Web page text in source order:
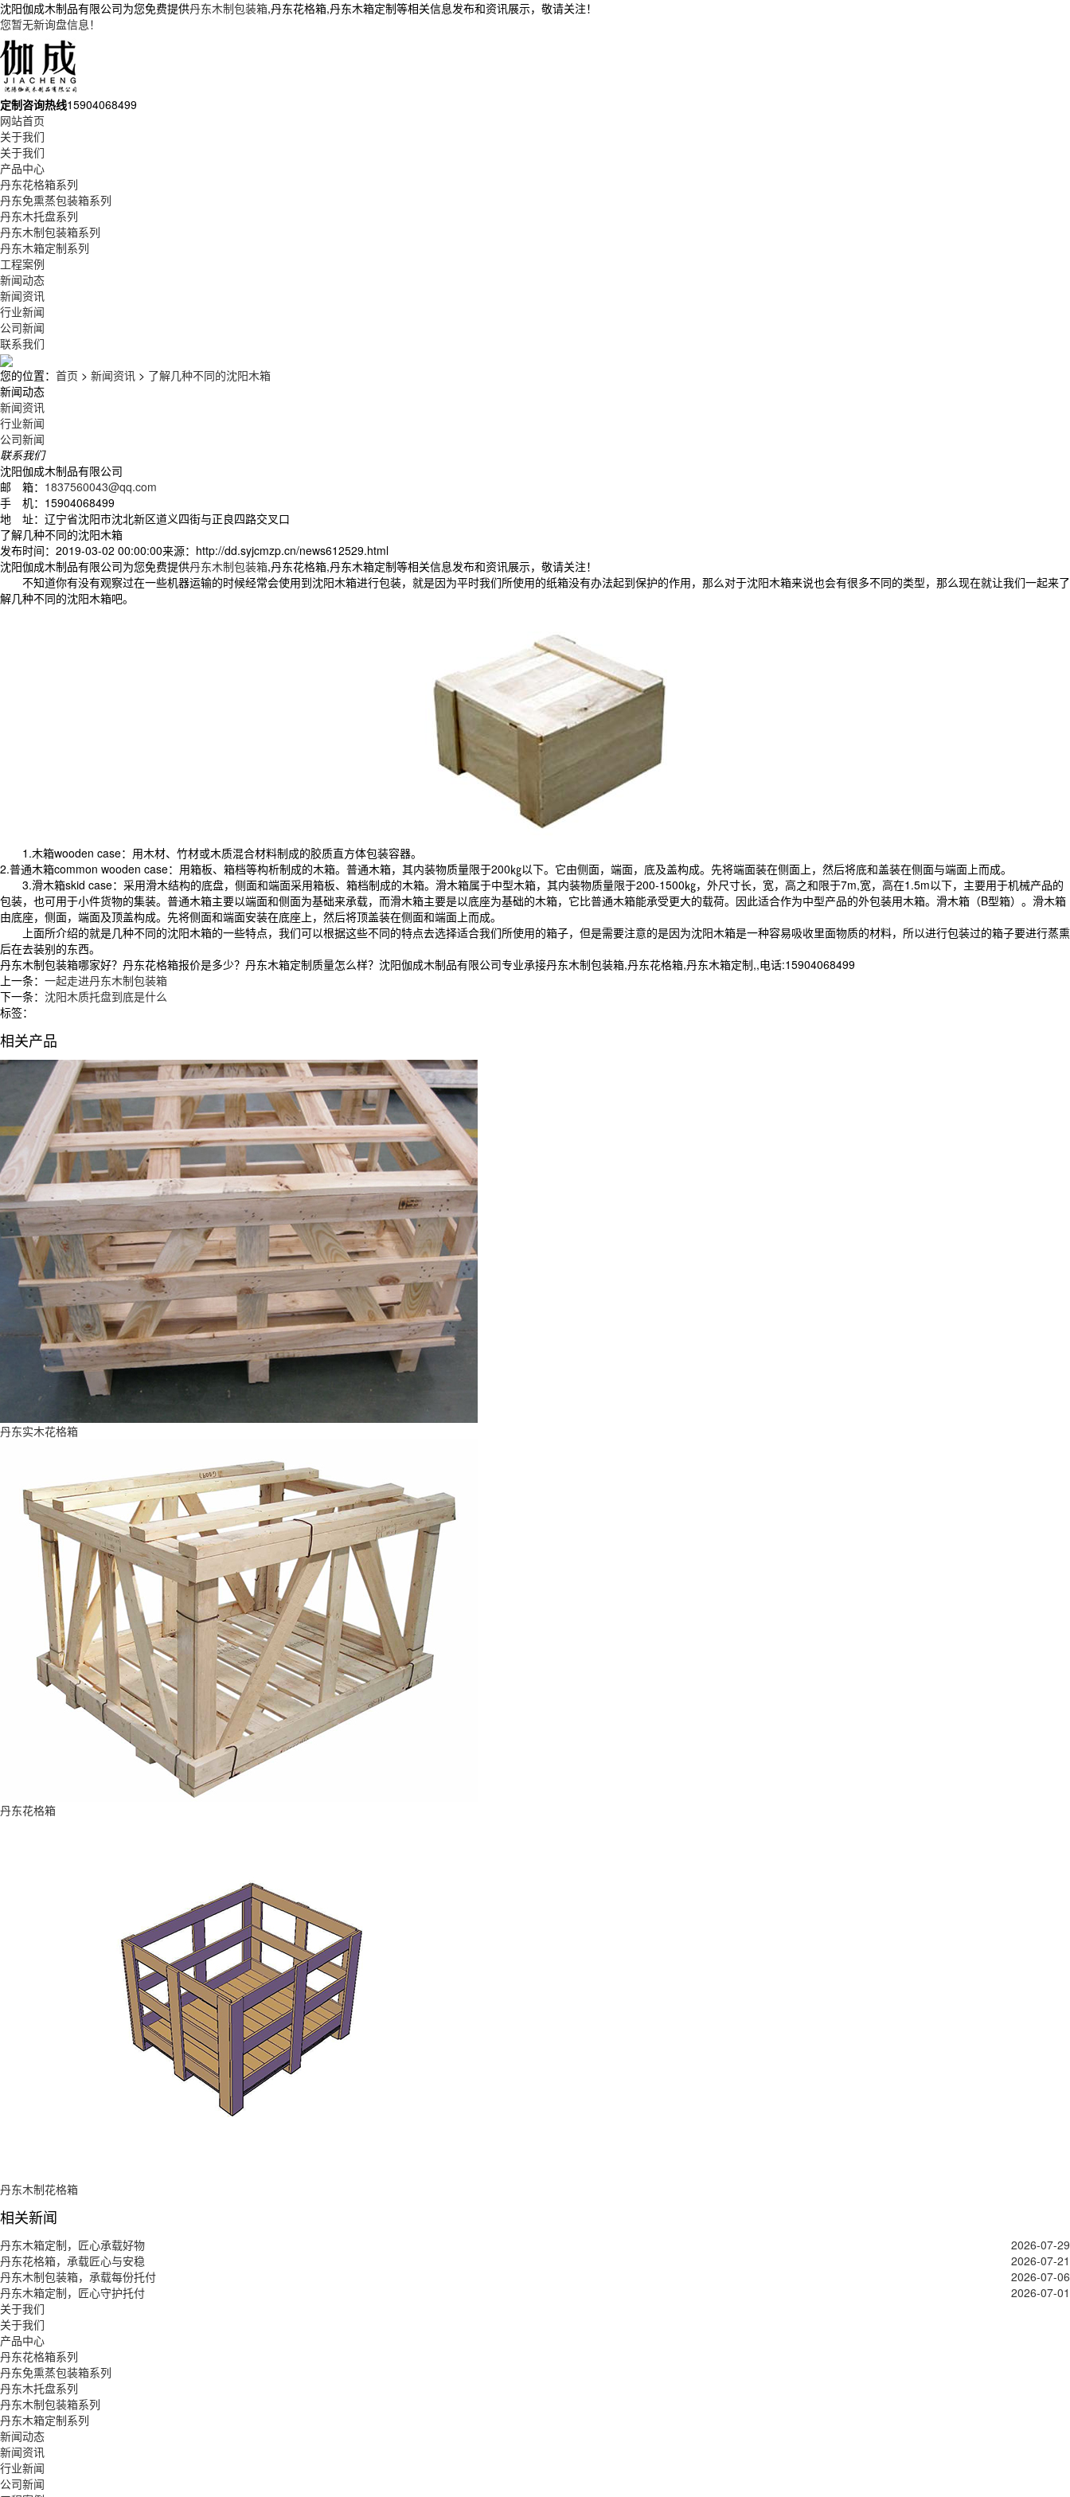
沈阳伽成木制品有限公司为您免费提供丹东木制包装箱,丹东花格箱,丹东木箱定制等相关信息发布和资讯展示，敬请关注！
您暂无新询盘信息！
定制咨询热线15904068499
网站首页
关于我们
关于我们
产品中心
丹东花格箱系列
丹东免熏蒸包装箱系列
丹东木托盘系列
丹东木制包装箱系列
丹东木箱定制系列
工程案例
新闻动态
新闻资讯
行业新闻
公司新闻
联系我们
您的位置： 首页 > 新闻资讯 > 了解几种不同的沈阳木箱
新闻动态
新闻资讯
行业新闻
公司新闻
联系我们
沈阳伽成木制品有限公司
邮 箱： 1837560043@qq.com
手 机：15904068499
地 址：辽宁省沈阳市沈北新区道义四街与正良四路交叉口
了解几种不同的沈阳木箱
发布时间：2019-03-02 00:00:00来源：http://dd.syjcmzp.cn/news612529.html
沈阳伽成木制品有限公司为您免费提供丹东木制包装箱,丹东花格箱,丹东木箱定制等相关信息发布和资讯展示，敬请关注！
不知道你有没有观察过在一些机器运输的时候经常会使用到沈阳木箱进行包装，就是因为平时我们所使用的纸箱没有办法起到保护的作用，那么对于沈阳木箱来说也会有很多不同的类型，那么现在就让我们一起来了
解几种不同的沈阳木箱吧。
1.木箱wooden case：用木材、竹材或木质混合材料制成的胶质直方体包装容器。
2.普通木箱common wooden case：用箱板、箱档等构析制成的木箱。普通木箱，其内装物质量限于200㎏以下。它由侧面，端面，底及盖构成。先将端面装在侧面上，然后将底和盖装在侧面与端面上而成。
3.滑木箱skid case：采用滑木结构的底盘，侧面和端面采用箱板、箱档制成的木箱。滑木箱属于中型木箱，其内装物质量限于200-1500㎏，外尺寸长，宽，高之和限于7m,宽，高在1.5m以下，主要用于机械产品的
包装，也可用于小件货物的集装。普通木箱主要以端面和侧面为基础来承载，而滑木箱主要是以底座为基础的木箱，它比普通木箱能承受更大的载荷。因此适合作为中型产品的外包装用木箱。滑木箱（B型箱）。滑木箱
由底座，侧面，端面及顶盖构成。先将侧面和端面安装在底座上，然后将顶盖装在侧面和端面上而成。
上面所介绍的就是几种不同的沈阳木箱的一些特点，我们可以根据这些不同的特点去选择适合我们所使用的箱子，但是需要注意的是因为沈阳木箱是一种容易吸收里面物质的材料，所以进行包装过的箱子要进行蒸熏
后在去装别的东西。
丹东木制包装箱哪家好？丹东花格箱报价是多少？丹东木箱定制质量怎么样？沈阳伽成木制品有限公司专业承接丹东木制包装箱,丹东花格箱,丹东木箱定制,,电话:15904068499
上一条： 一起走进丹东木制包装箱
下一条： 沈阳木质托盘到底是什么
标签：
相关产品
丹东实木花格箱
丹东花格箱
丹东木制花格箱
相关新闻
丹东木箱定制，匠心承载好物
2026-07-29
丹东花格箱，承载匠心与安稳
2026-07-21
丹东木制包装箱，承载每份托付
2026-07-06
丹东木箱定制，匠心守护托付
2026-07-01
关于我们
关于我们
产品中心
丹东花格箱系列
丹东免熏蒸包装箱系列
丹东木托盘系列
丹东木制包装箱系列
丹东木箱定制系列
新闻动态
新闻资讯
行业新闻
公司新闻